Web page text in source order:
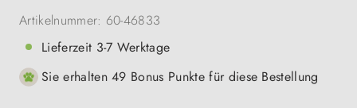
Artikelnummer: 60-46833
Lieferzeit 3-7 Werktage
Sie erhalten 49 Bonus Punkte für diese Bestellung